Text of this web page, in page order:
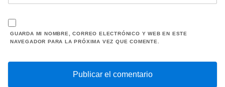
GUARDA MI NOMBRE, CORREO ELECTRÓNICO Y WEB EN ESTE
NAVEGADOR PARA LA PRÓXIMA VEZ QUE COMENTE.